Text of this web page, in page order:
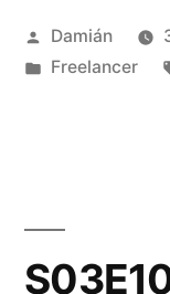
Publicado
por
Damián
Publicado
Freelancer